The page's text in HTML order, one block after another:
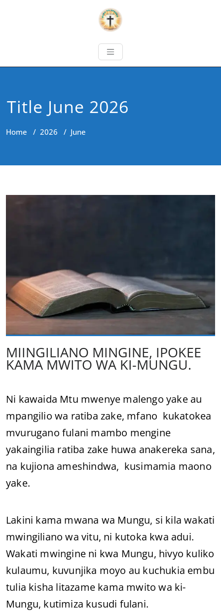
Title June 2026
Home / 2026 / June
MIINGILIANO MINGINE, IPOKEE
KAMA MWITO WA KI-MUNGU.
Ni kawaida Mtu mwenye malengo yake au
mpangilio wa ratiba zake, mfano kukatokea
mvurugano fulani mambo mengine
yakaingilia ratiba zake huwa anakereka sana,
na kujiona ameshindwa, kusimamia maono
yake.
Lakini kama mwana wa Mungu, si kila wakati
mwingiliano wa vitu, ni kutoka kwa adui.
Wakati mwingine ni kwa Mungu, hivyo kuliko
kulaumu, kuvunjika moyo au kuchukia embu
tulia kisha litazame kama mwito wa ki-
Mungu, kutimiza kusudi fulani.